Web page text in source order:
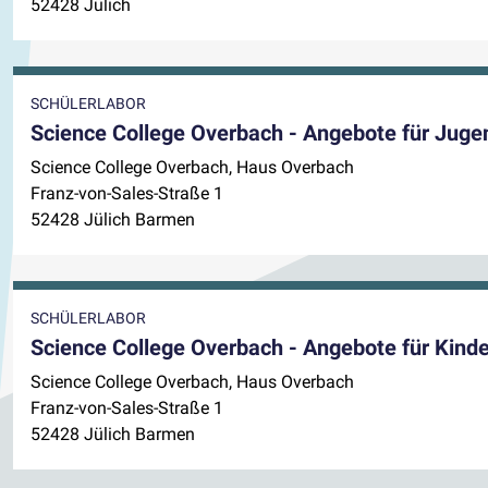
52428 Jülich
SCHÜLERLABOR
Science College Overbach - Angebote für
Science College Overbach, Haus Overbach
Franz-von-Sales-Straße 1
52428 Jülich Barmen
SCHÜLERLABOR
Science College Overbach - Angebote für
Science College Overbach, Haus Overbach
Franz-von-Sales-Straße 1
52428 Jülich Barmen